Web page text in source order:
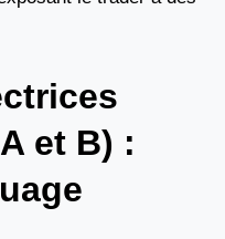
et B) :